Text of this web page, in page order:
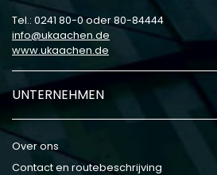
Tel.: 0241 80-0 oder 80-84444
info
ukaachen de
www.ukaachen.de
UNTERNEHMEN
Over ons
Contact en routebeschrijving